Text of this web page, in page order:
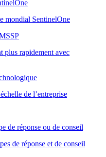
mondial SentinelOne
plus rapidement avec
de l’entreprise
de réponse ou de conseil
de réponse et de conseil